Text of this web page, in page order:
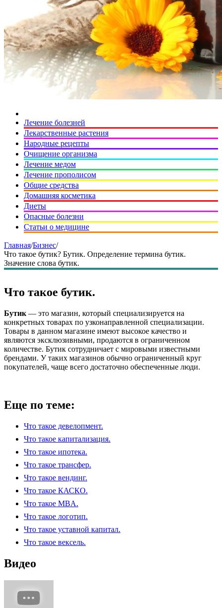
Лечение болезней
Лекарственные растения
Народные рецепты
Очищение организма
Лечение медом
Лечение прополисом
Общие средства
Домашняя косметика
Диеты
Опасные болезни
Статьи о медицине
Главная/Бизнес/
Что такое бутик? Бутик. Определение термина бутик.
Значение слова бутик.
Что такое бутик.
Бутик — это магазин, который специализируется на
конкретных товарах по узконаправленной специализации.
Товары в данном магазине имеют высокое качество и
являются эксклюзивными, продаются в ограниченном
количестве. Бутик сотрудничает с мировыми известными
брендами. У таких магазинов обычно ограниченный круг
покупателей, чаще всего достаточно обеспеченные люди.
Еще по теме:
Что такое девелопмент.
Что такое капитализация.
Что такое ипотека.
Что такое трансфер.
Что такое вендинг.
Что такое КАСКО.
Что такое MBA.
Что такое логотип.
Что такое уставной капитал.
Что такое вексель.
Видео